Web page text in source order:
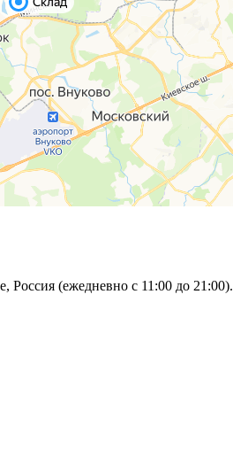
Россия (ежедневно с 11:00 до 21:00).